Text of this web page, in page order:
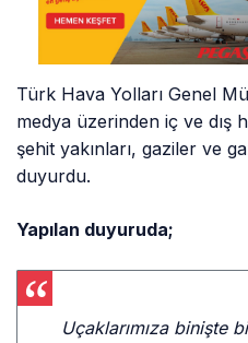
Türk Hava Yolları Genel
medya üzerinden iç ve dış
şehit yakınları, gaziler ve
duyurdu.
Yapılan duyuruda;
Uçaklarımıza binişte